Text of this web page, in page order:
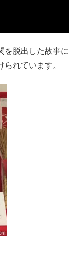
を脱出した故事に
れています。